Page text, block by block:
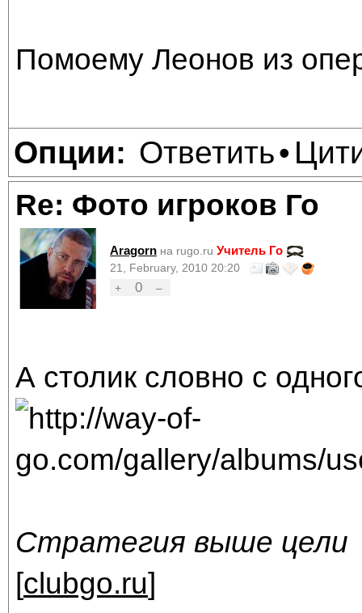
Помоему Леонов из
Опции: Ответить•
Re: Фото игроков Го
Aragorn на rugo.ru Учитель Го
21, February, 2010 20:20
+
0 –
А столик словно с
Стратегия выше цели
[clubgo.ru]